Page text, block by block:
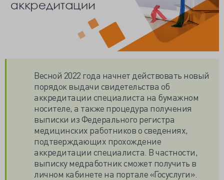
Весной 2022 года начнет действовать новый
порядок выдачи свидетельства об
аккредитации специалиста на бумажном
носителе, а также процедура получения
выписки из Федерального регистра
медицинских работников о сведениях,
подтверждающих прохождение
аккредитации специалиста. В частности,
выписку медработник сможет получить в
личном кабинете на портале «Госуслуги».